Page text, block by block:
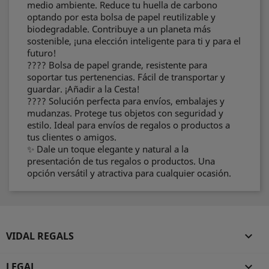
medio ambiente. Reduce tu huella de carbono
optando por esta bolsa de papel reutilizable y
biodegradable. Contribuye a un planeta más
sostenible, ¡una elección inteligente para ti y para el
futuro!
???? Bolsa de papel grande, resistente para
soportar tus pertenencias. Fácil de transportar y
guardar. ¡Añadir a la Cesta!
???? Solución perfecta para envíos, embalajes y
mudanzas. Protege tus objetos con seguridad y
estilo. Ideal para envíos de regalos o productos a
tus clientes o amigos.
✨ Dale un toque elegante y natural a la
presentación de tus regalos o productos. Una
opción versátil y atractiva para cualquier ocasión.
VIDAL REGALS 